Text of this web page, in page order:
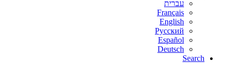
עברית
Français
English
Русский
Español
Deutsch
Search